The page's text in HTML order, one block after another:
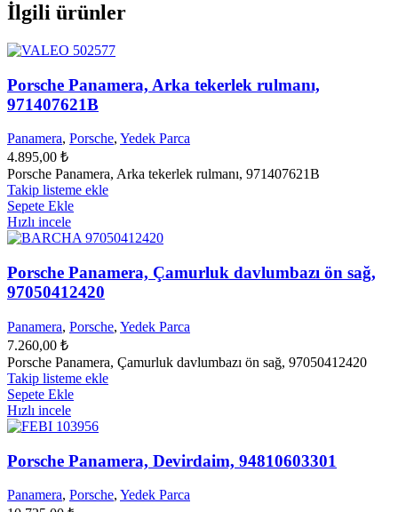
İlgili ürünler
Porsche Panamera, Arka tekerlek rulmanı,
971407621B
Panamera, Porsche, Yedek Parca
4.895,00 ₺
Porsche Panamera, Arka tekerlek rulmanı, 971407621B
Takip listeme ekle
Sepete Ekle
Hızlı incele
Porsche Panamera, Çamurluk davlumbazı ön sağ,
97050412420
Panamera, Porsche, Yedek Parca
7.260,00 ₺
Porsche Panamera, Çamurluk davlumbazı ön sağ, 97050412420
Takip listeme ekle
Sepete Ekle
Hızlı incele
Porsche Panamera, Devirdaim, 94810603301
Panamera, Porsche, Yedek Parca